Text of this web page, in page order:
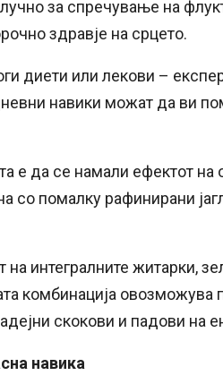
за спречување на
здравје на срцето.
диети или лекови –
навики можат да ви
е да се намали ефектот на
со помалку рафинирани
интегралните житарки,
комбинација
скокови и падови на
навика